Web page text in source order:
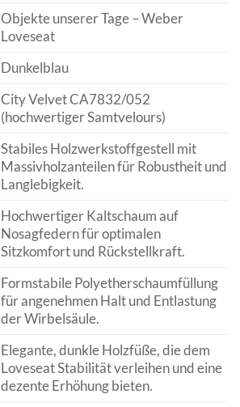
Objekte unserer Tage – Weber
Loveseat
Dunkelblau
City Velvet CA7832/052
(hochwertiger Samtvelours)
Stabiles Holzwerkstoffgestell mit
Massivholzanteilen für Robustheit und
Langlebigkeit.
Hochwertiger Kaltschaum auf
Nosagfedern für optimalen
Sitzkomfort und Rückstellkraft.
Formstabile Polyetherschaumfüllung
für angenehmen Halt und Entlastung
der Wirbelsäule.
Elegante, dunkle Holzfüße, die dem
Loveseat Stabilität verleihen und eine
dezente Erhöhung bieten.